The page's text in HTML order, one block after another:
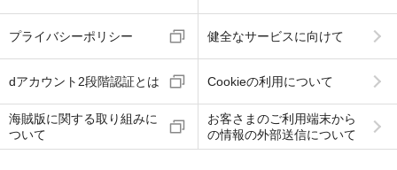
プライバシーポリシー 健全なサービスに向けて
dアカウント2段階認証とは Cookieの利用について
海賊版に関する取り組みに
ついて
お客さまのご利用端末から
の情報の外部送信について